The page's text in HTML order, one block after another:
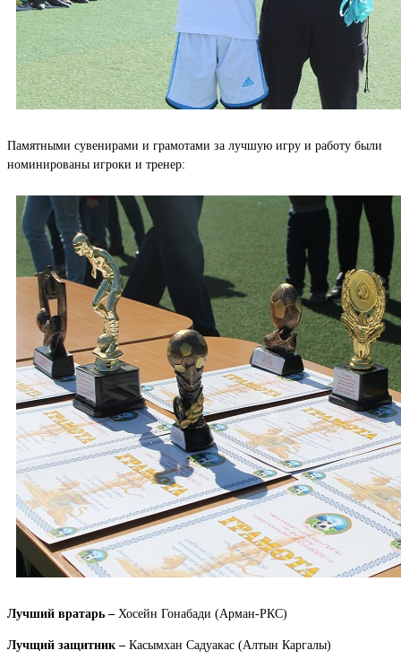
Памятными сувенирами и грамотами за лучшую игру и работу были
номинированы игроки и тренер:
Лучший вратарь – Хосейн Гонабади (Арман-РКС)
Лучщий защитник – Касымхан Садуакас (Алтын Каргалы)